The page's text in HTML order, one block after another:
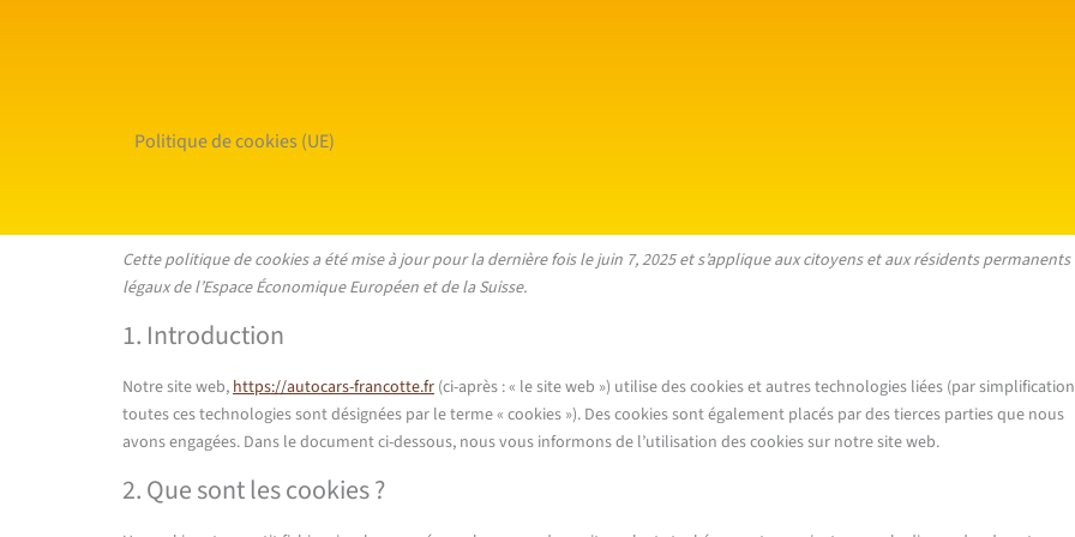
Politique de cookies (UE)
Cette politique de cookies a été mise à jour pour la dernière fois le juin 7, 2025 et s’applique aux citoyens et aux résidents permanents
légaux de l’Espace Économique Européen et de la Suisse.
1. Introduction
Notre site web, https://autocars-francotte.fr (ci-après : « le site web ») utilise des cookies et autres technologies liées (par
toutes ces technologies sont désignées par le terme « cookies »). Des cookies sont également placés par des tierces parties que nous
avons engagées. Dans le document ci-dessous, nous vous informons de l’utilisation des cookies sur notre site web.
2. Que sont les cookies ?
Consent
Consent
Consent
Consent
Consent